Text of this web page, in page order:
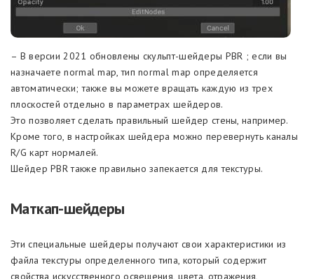
– В версии 2021 обновлены скульпт-шейдеры PBR ; если вы
назначаете normal map, тип normal map определяется
автоматически; также вы можете вращать каждую из трех
плоскостей отдельно в параметрах шейдеров.
Это позволяет сделать правильный шейдер стены, например.
Кроме того, в настройках шейдера можно перевернуть каналы
R/G карт нормалей.
Шейдер PBR также правильно запекается для текстуры.
Маткап-шейдеры
Эти специальные шейдеры получают свои характеристики из
файла текстуры определенного типа, который содержит
свойства искусственного освещения, цвета, отражения,